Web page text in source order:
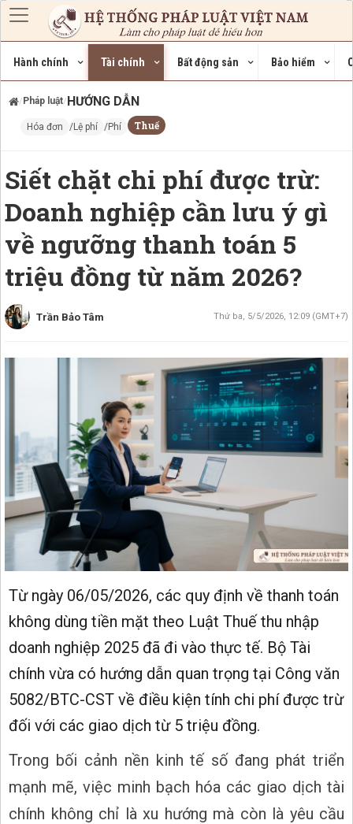
Nhảy đến nội dung
Hành chính Tài chính Bất động sản Bảo hiểm
/ Pháp luật/ HƯỚNG DẪN
Hóa đơn Lệ phí Phí Thuế
Siết chặt chi phí được trừ:
Doanh nghiệp cần lưu ý gì
về ngưỡng thanh toán 5
triệu đồng từ năm 2026?
Trần Bảo Tâm Thứ ba, 5/5/2026, 12:09 (GMT+7)
Từ ngày 06/05/2026, các quy định về thanh toán
không dùng tiền mặt theo Luật Thuế thu nhập
doanh nghiệp 2025 đã đi vào thực tế. Bộ Tài
chính vừa có hướng dẫn quan trọng tại Công văn
5082/BTC-CST về điều kiện tính chi phí được trừ
đối với các giao dịch từ 5 triệu đồng.
Trong bối cảnh nền kinh tế số đang phát triển
mạnh mẽ, việc minh bạch hóa các giao dịch tài
chính không chỉ là xu hướng mà còn là yêu cầu